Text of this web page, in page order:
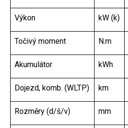
Výkon kW (k)
Točivý moment N.m
Akumulátor kWh
Dojezd, komb. (WLTP) km
Rozměry (d/š/v) mm